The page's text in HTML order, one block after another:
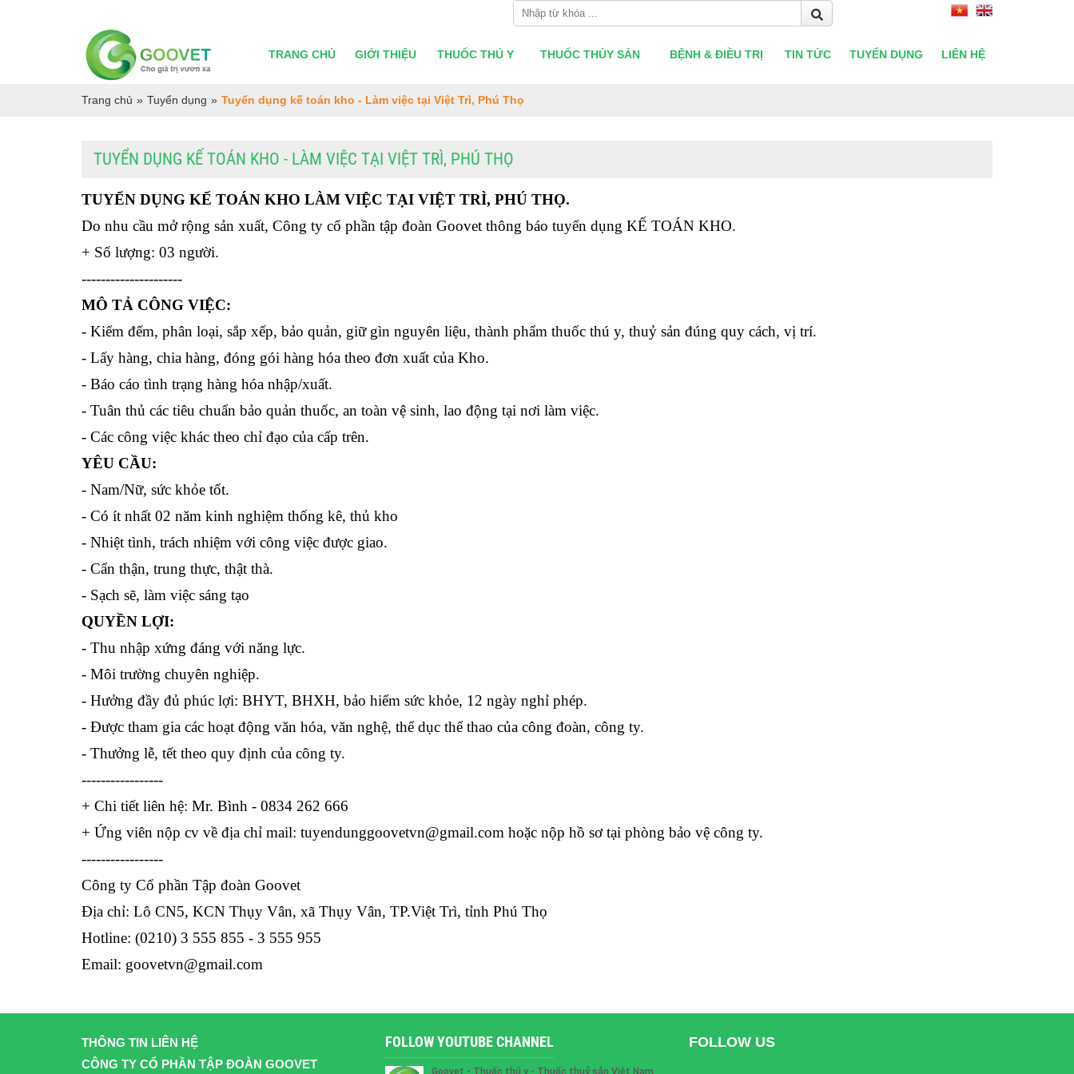
TRANG CHỦ GIỚI THIỆU THUỐC THÚ Y THUỐC THỦY SẢN BỆNH & ĐIỀU TRỊ TIN TỨC TUYỂN DỤNG LIÊN HỆ
Trang chủ » Tuyển dụng » Tuyển dụng kế toán kho - Làm việc tại Việt Trì, Phú Thọ
TUYỂN DỤNG KẾ TOÁN KHO - LÀM VIỆC TẠI VIỆT TRÌ, PHÚ THỌ
TUYỂN DỤNG KẾ TOÁN KHO LÀM VIỆC TẠI VIỆT TRÌ, PHÚ THỌ.
Do nhu cầu mở rộng sản xuất, Công ty cổ phần tập đoàn Goovet thông báo tuyển dụng KẾ TOÁN KHO.
+ Số lượng: 03 người.
---------------------
MÔ TẢ CÔNG VIỆC:
- Kiểm đếm, phân loại, sắp xếp, bảo quản, giữ gìn nguyên liệu, thành phẩm thuốc thú y, thuỷ sản đúng quy cách, vị trí.
- Lấy hàng, chia hàng, đóng gói hàng hóa theo đơn xuất của Kho.
- Báo cáo tình trạng hàng hóa nhập/xuất.
- Tuân thủ các tiêu chuẩn bảo quản thuốc, an toàn vệ sinh, lao động tại nơi làm việc.
- Các công việc khác theo chỉ đạo của cấp trên.
YÊU CẦU:
- Nam/Nữ, sức khỏe tốt.
- Có ít nhất 02 năm kinh nghiệm thống kê, thủ kho
- Nhiệt tình, trách nhiệm với công việc được giao.
- Cẩn thận, trung thực, thật thà.
- Sạch sẽ, làm việc sáng tạo
QUYỀN LỢI:
- Thu nhập xứng đáng với năng lực.
- Môi trường chuyên nghiệp.
- Hưởng đầy đủ phúc lợi: BHYT, BHXH, bảo hiểm sức khỏe, 12 ngày nghỉ phép.
- Được tham gia các hoạt động văn hóa, văn nghệ, thể dục thể thao của công đoàn, công ty.
- Thưởng lễ, tết theo quy định của công ty.
-----------------
+ Chi tiết liên hệ: Mr. Bình - 0834 262 666
+ Ứng viên nộp cv về địa chỉ mail: tuyendunggoovetvn@gmail.com hoặc nộp hồ sơ tại phòng bảo vệ công ty.
-----------------
Công ty Cổ phần Tập đoàn Goovet
Địa chỉ: Lô CN5, KCN Thụy Vân, xã Thụy Vân, TP.Việt Trì, tỉnh Phú Thọ
Hotline: (0210) 3 555 855 - 3 555 955
Email: goovetvn@gmail.com
THÔNG TIN LIÊN HỆ
CÔNG TY CỔ PHẦN TẬP ĐOÀN GOOVET
FOLLOW YOUTUBE CHANNEL FOLLOW US